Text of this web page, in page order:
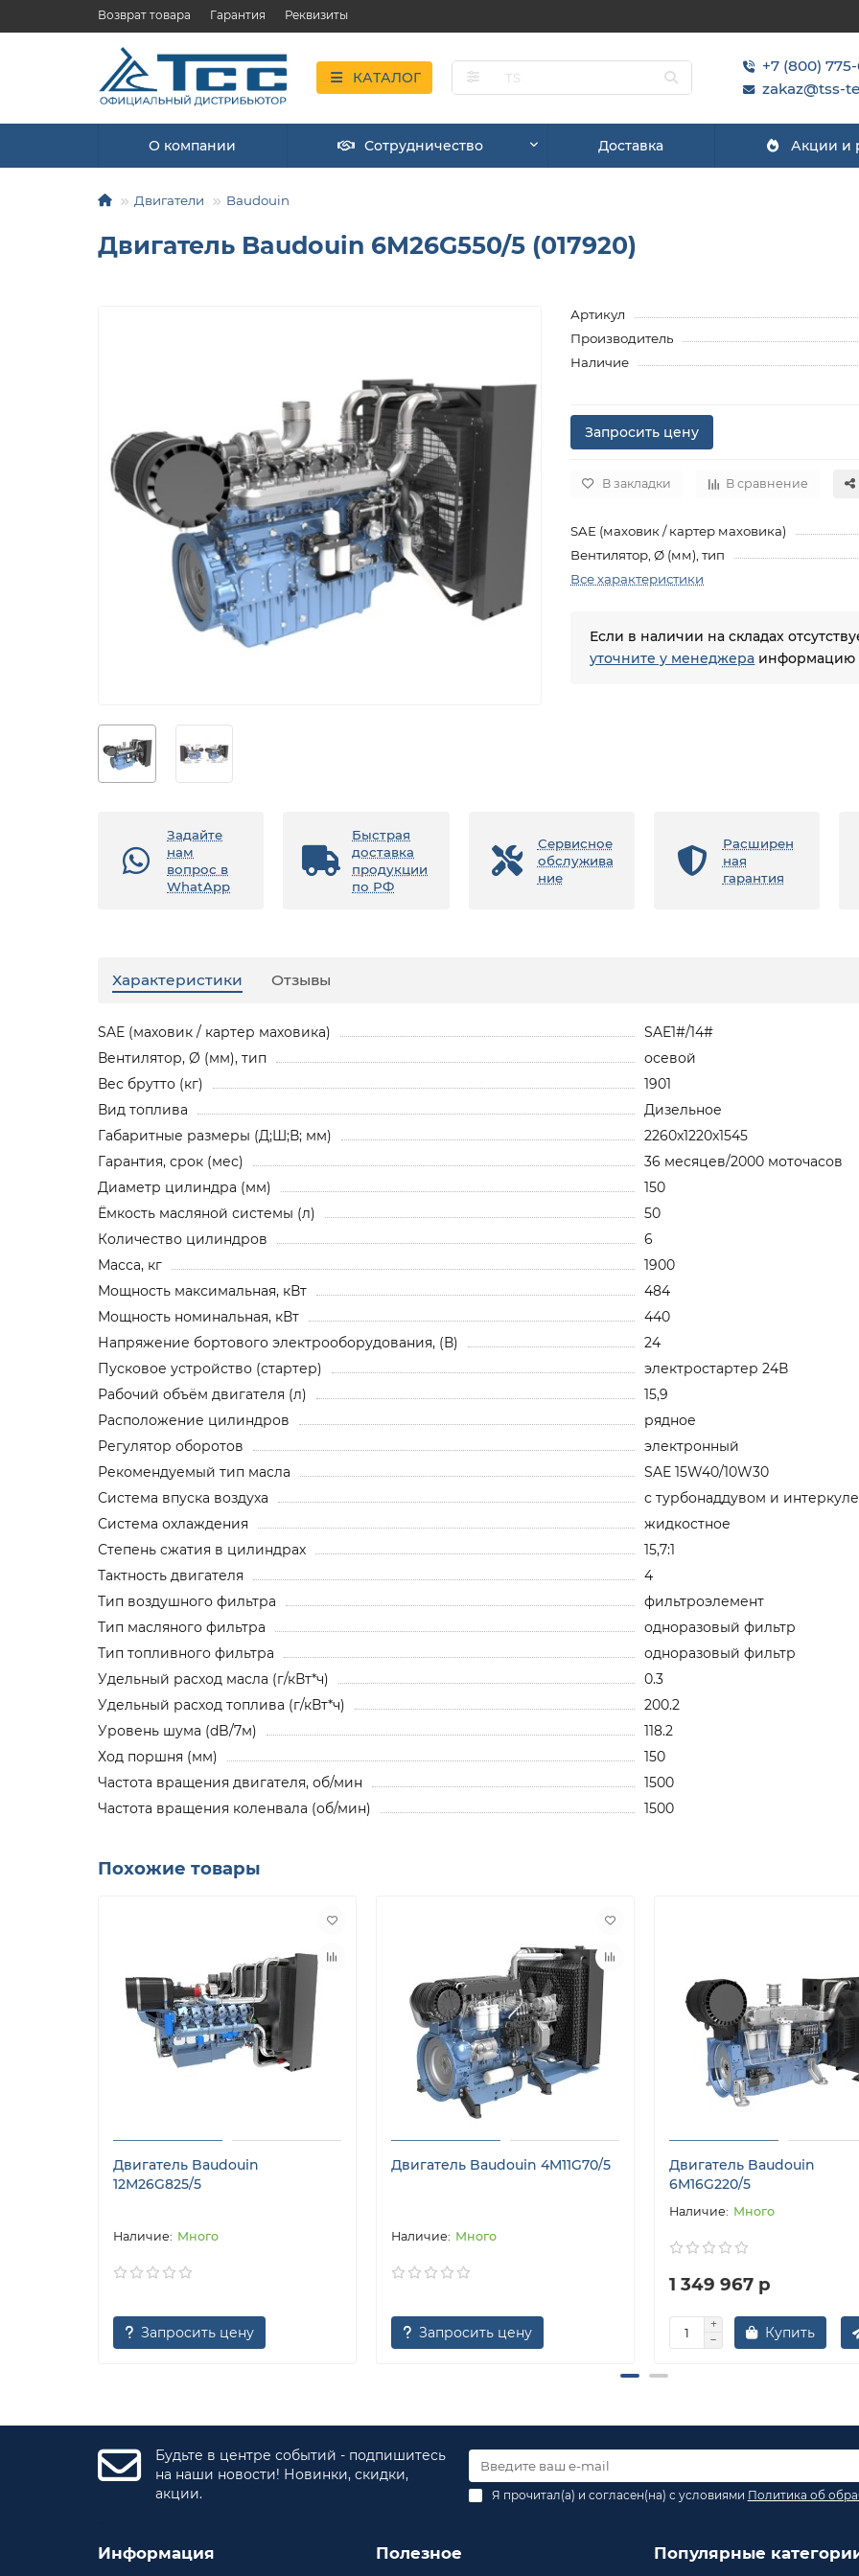
Возврат товара Гарантия Реквизиты
КАТАЛОГ
+7 (800)
zakaz@tss-
О компании Сотрудничество Доставка Акции и
Двигатели Baudouin
Двигатель Baudouin 6M26G550/5 (017920)
Артикул
Производитель
Наличие
Запросить цену
В закладки В сравнение
SAE (маховик / картер маховика)
Вентилятор, Ø (мм), тип
Все характеристики
Если в наличии на складах
уточните у менеджера информацию
Задайте
нам
вопрос в
WhatApp
Быстрая
доставка
продукции
по РФ
Сервисное
обслужива
ние
Расширен
ная
гарантия
Характеристики Отзывы
SAE (маховик / картер маховика)
SAE1#/14#
Вентилятор, Ø (мм), тип
осевой
Вес брутто (кг)
1901
Вид топлива
Дизельное
Габаритные размеры (Д;Ш;В; мм)
2260x1220x1545
Гарантия, срок (мес)
36 месяцев/2000 моточасов
Диаметр цилиндра (мм)
150
Ёмкость масляной системы (л)
50
Количество цилиндров
6
Масса, кг
1900
Мощность максимальная, кВт
484
Мощность номинальная, кВт
440
Напряжение бортового электрооборудования, (В)
24
Пусковое устройство (стартер)
электростартер 24В
Рабочий объём двигателя (л)
15,9
Расположение цилиндров
рядное
Регулятор оборотов
электронный
Рекомендуемый тип масла
SAE 15W40/10W30
Система впуска воздуха
с турбонаддувом и
Система охлаждения
жидкостное
Степень сжатия в цилиндрах
15,7:1
Тактность двигателя
4
Тип воздушного фильтра
фильтроэлемент
Тип масляного фильтра
одноразовый фильтр
Тип топливного фильтра
одноразовый фильтр
Удельный расход масла (г/кВт*ч)
0.3
Удельный расход топлива (г/кВт*ч)
200.2
Уровень шума (dB/7м)
118.2
Ход поршня (мм)
150
Частота вращения двигателя, об/мин
1500
Частота вращения коленвала (об/мин)
1500
Похожие товары
Двигатель Baudouin
12M26G825/5
Много
Запросить цену
Двигатель Baudouin 4M11G70/5
Много
Запросить цену
Двигатель Baudouin
6M16G220/5
Много
1 349 967 р
Купить
Будьте в центре событий - подпишитесь
на наши новости! Новинки, скидки,
акции.
Я прочитал(а) и согласен(на) с условиями Политика об
Информация Полезное Популярные